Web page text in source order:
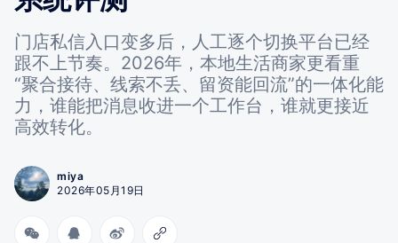
门店私信入口变多后，人工逐个切换平台已经
跟不上节奏。2026年，本地生活商家更看重
“聚合接待、线索不丢、留资能回流”的一体化能
力，谁能把消息收进一个工作台，谁就更接近
高效转化。
miya
2026年05月19日